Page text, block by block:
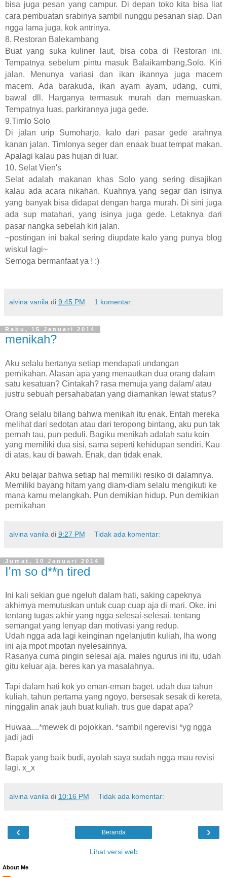
bisa juga pesan yang campur. Di depan toko kita bisa liat
cara pembuatan srabinya sambil nunggu pesanan siap. Dan
ngga lama juga, kok antrinya.
8. Restoran Balekambang
Buat yang suka kuliner laut, bisa coba di Restoran ini.
Tempatnya sebelum pintu masuk Balaikambang,Solo. Kiri
jalan. Menunya variasi dan ikan ikannya juga macem
macem. Ada barakuda, ikan ayam ayam, udang, cumi,
bawal dll. Harganya termasuk murah dan memuaskan.
Tempatnya luas, parkirannya juga gede.
9.Timlo Solo
Di jalan urip Sumoharjo, kalo dari pasar gede arahnya
kanan jalan. Timlonya seger dan enaak buat tempat makan.
Apalagi kalau pas hujan di luar.
10. Selat Vien's
Selat adalah makanan khas Solo yang sering disajikan
kalau ada acara nikahan. Kuahnya yang segar dan isinya
yang banyak bisa didapat dengan harga murah. Di sini juga
ada sup matahari, yang isinya juga gede. Letaknya dari
pasar nangka sebelah kiri jalan.
~postingan ini bakal sering diupdate kalo yang punya blog
wiskul lagi~
Semoga bermanfaat ya ! :)
alvina vanila di 9:45 PM 1 komentar:
Rabu, 15 Januari 2014
menikah?
Aku selalu bertanya setiap mendapati undangan
pernikahan. Alasan apa yang menautkan dua orang dalam
satu kesatuan? Cintakah? rasa memuja yang dalam/ atau
justru sebuah persahabatan yang diamankan lewat status?
Orang selalu bilang bahwa menikah itu enak. Entah mereka
melihat dari sedotan atau dari teropong bintang, aku pun tak
pernah tau, pun peduli. Bagiku menikah adalah satu koin
yang memiliki dua sisi, sama seperti kehidupan sendiri. Kau
di atas, kau di bawah. Enak, dan tidak enak.
Aku belajar bahwa setiap hal memiliki resiko di dalamnya.
Memiliki bayang hitam yang diam-diam selalu mengikuti ke
mana kamu melangkah. Pun demikian hidup. Pun demikian
pernikahan
alvina vanila di 9:27 PM Tidak ada komentar:
Jumat, 10 Januari 2014
I'm so d**n tired
Ini kali sekian gue ngeluh dalam hati, saking capeknya
akhirnya memutuskan untuk cuap cuap aja di mari. Oke, ini
tentang tugas akhir yang ngga selesai-selesai, tentang
semangat yang lenyap dan motivasi yang redup.
Udah ngga ada lagi keinginan ngelanjutin kuliah, lha wong
ini aja mpot mpotan nyelesainnya.
Rasanya cuma pingin selesai aja. males ngurus ini itu, udah
gitu keluar aja. beres kan ya masalahnya.
Tapi dalam hati kok yo eman-eman baget. udah dua tahun
kuliah, tahun pertama yang ngoyo, bersesak sesak di kereta,
ninggalin anak jauh buat kuliah. trus gue dapat apa?
Huwaa....*mewek di pojokkan. *sambil ngerevisi *yg ngga
jadi jadi
Bapak yang baik budi, ayolah saya sudah ngga mau revisi
lagi. x_x
alvina vanila di 10:16 PM Tidak ada komentar:
‹ ›
Beranda
Lihat versi web
About Me